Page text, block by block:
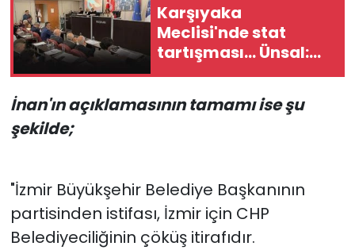
Karşıyaka
Meclisi'nde stat
tartışması... Ünsal:
Ruhsat başvurusu da
kesinleşmiş proje de
yok!
İnan'ın açıklamasının tamamı ise şu
şekilde;
"İzmir Büyükşehir Belediye Başkanının
partisinden istifası, İzmir için CHP
Belediyeciliğinin çöküş itirafıdır.